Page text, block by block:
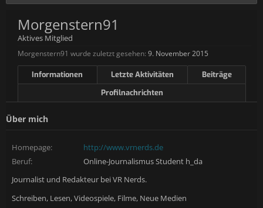
Morgenstern91
Aktives Mitglied
Morgenstern91 wurde zuletzt gesehen: 9. November 2015
Informationen Letzte Aktivitäten
Beiträge
Profilnachrichten
Über mich
Homepage:
http://www.vrnerds.de
Beruf:
Online-Journalismus Student h_da
Journalist und Redakteur bei VR Nerds.
Schreiben, Lesen, Videospiele, Filme, Neue Medien